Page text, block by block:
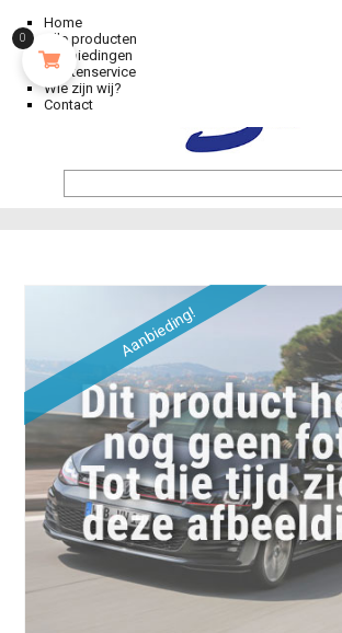
Home
Alle producten
Aanbiedingen
Klantenservice
Wie zijn wij?
Contact
Aanbieding!
0